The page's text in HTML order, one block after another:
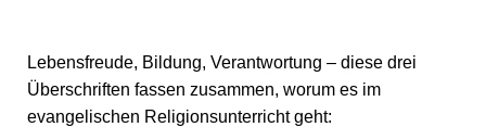
Lebensfreude, Bildung, Verantwortung – diese drei
Überschriften fassen zusammen, worum es im
evangelischen Religionsunterricht geht: